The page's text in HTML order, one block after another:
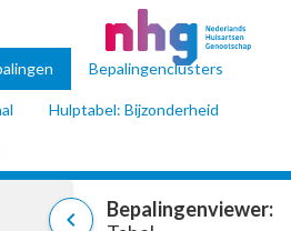
Bepalingenclusters
Hulptabel: Bijzonderheid
chevron_left
Bepalingenviewer: